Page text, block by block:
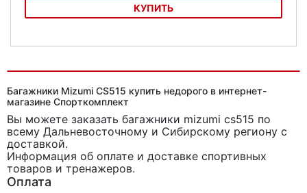
КУПИТЬ
Багажники Mizumi CS515 купить недорого в интернет-
магазине Спорткомплект
Вы можете заказать багажники mizumi cs515 по
всему Дальневосточному и Сибирскому региону с
доставкой.
Информация об оплате и доставке спортивных
товаров и тренажеров.
Оплата